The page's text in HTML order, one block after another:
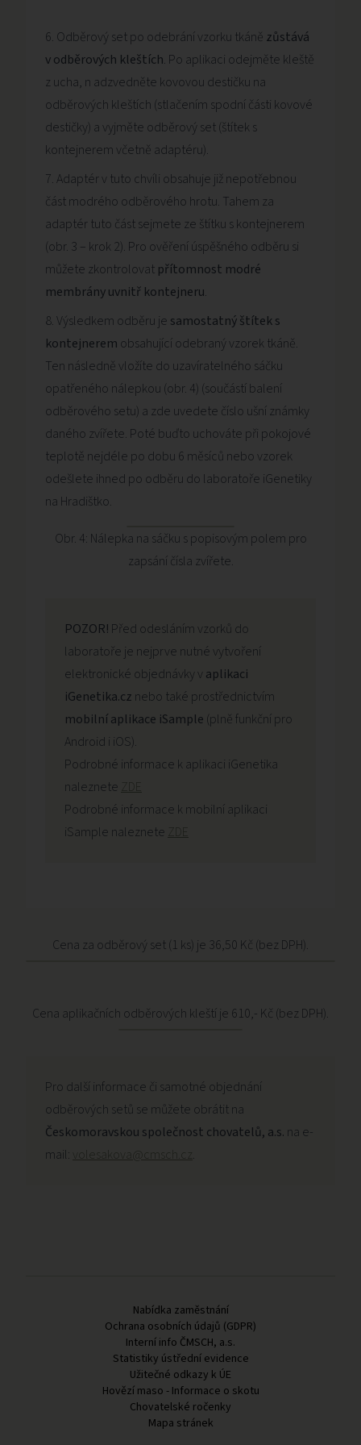
6. Odběrový set po odebrání vzorku tkáně zůstává
v odběrových kleštích. Po aplikaci odejměte kleště
z ucha, n adzvedněte kovovou destičku na
odběrových kleštích (stlačením spodní části kovové
destičky) a vyjměte odběrový set (štítek s
kontejnerem včetně adaptéru).
7. Adaptér v tuto chvíli obsahuje již nepotřebnou
část modrého odběrového hrotu. Tahem za
adaptér tuto část sejmete ze štítku s kontejnerem
(obr. 3 – krok 2). Pro ověření úspěšného odběru si
můžete zkontrolovat přítomnost modré
membrány uvnitř kontejneru.
8. Výsledkem odběru je samostatný štítek s
kontejnerem obsahující odebraný vzorek tkáně.
Ten následně vložíte do uzavíratelného sáčku
opatřeného nálepkou (obr. 4) (součástí balení
odběrového setu) a zde uvedete číslo ušní známky
daného zvířete. Poté buďto uchováte při pokojové
teplotě nejdéle po dobu 6 měsíců nebo vzorek
odešlete ihned po odběru do laboratoře iGenetiky
na Hradištko.
Obr. 4: Nálepka na sáčku s popisovým polem pro
zapsání čísla zvířete.
POZOR! Před odesláním vzorků do
laboratoře je nejprve nutné vytvoření
elektronické objednávky v aplikaci
iGenetika.cz nebo také prostřednictvím
mobilní aplikace iSample (plně funkční pro
Android i iOS).
Podrobné informace k aplikaci iGenetika
naleznete
Podrobné informace k mobilní aplikaci
iSample naleznete
Cena za odběrový set (1 ks) je 36,50 Kč (bez DPH).
Cena aplikačních odběrových kleští je 610,- Kč (bez DPH).
Pro další informace či samotné objednání
odběrových setů se můžete obrátit na
Českomoravskou společnost chovatelů, a.s. na e-
mail: volesakova@cmsch.cz .
Nabídka zaměstnání
Ochrana osobních údajů (GDPR)
Interní info ČMSCH, a.s.
Statistiky ústřední evidence
Užitečné odkazy k ÚE
Hovězí maso - Informace o skotu
Chovatelské ročenky
Mapa stránek